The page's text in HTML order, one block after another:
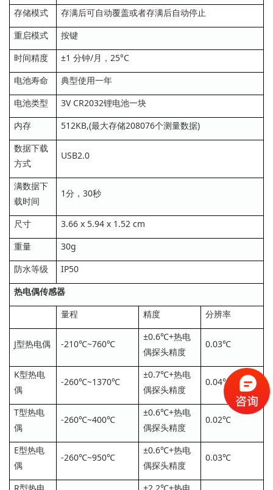
存储模式
存满后可自动覆盖或者存满后自动停止
重启模式
按键
时间精度
±1 分钟/月，25°C
电池寿命
典型使用一年
电池类型
3V CR2032锂电池一块
内存
512KB,(最大存储208076个测量数据)
数据下载
方式
USB2.0
满数据下
载时间
1分，30秒
尺寸
3.66 x 5.94 x 1.52 cm
重量
30g
防水等级
IP50
热电偶传感器
量程
精度 分辨率
J型热电偶 -210℃~760℃
±0.6℃+热电
偶探头精度
0.03℃
K型热电
偶
-260℃~1370℃
±0.7℃+热电
偶探头精度
0.04℃
T型热电
偶
-260℃~400℃
±0.6℃+热电
偶探头精度
0.02℃
E型热电
偶
-260℃~950℃
±0.6℃+热电
偶探头精度
0.03℃